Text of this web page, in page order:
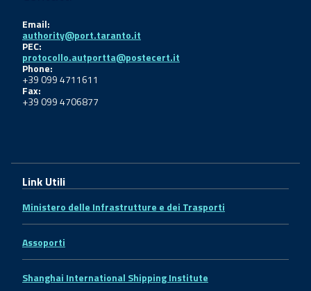
Email:
authority@port.taranto.it
PEC:
protocollo.autportta@postecert.it
Phone:
+39 099 4711611
Fax:
+39 099 4706877
Link Utili
Ministero delle Infrastrutture e dei Trasporti
Assoporti
Shanghai International Shipping Institute